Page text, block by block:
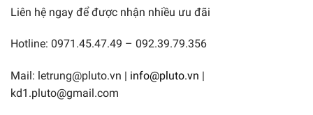
Liên hệ ngay để được nhận nhiều ưu đãi
Hotline: 0971.45.47.49 – 092.39.79.356
Mail: letrung@pluto.vn | info@pluto.vn |
kd1.pluto@gmail.com